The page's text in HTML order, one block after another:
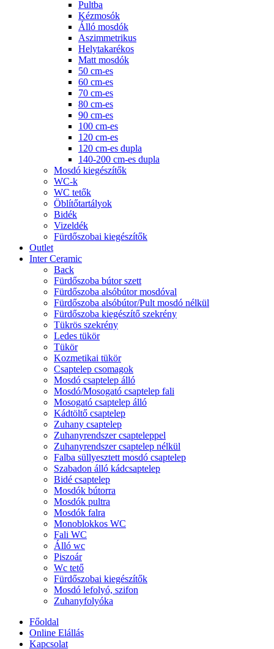
Pultba
Kézmosók
Álló mosdók
Aszimmetrikus
Helytakarékos
Matt mosdók
50 cm-es
60 cm-es
70 cm-es
80 cm-es
90 cm-es
100 cm-es
120 cm-es
120 cm-es dupla
140-200 cm-es dupla
Mosdó kiegészítők
WC-k
WC tetők
Öblítőtartályok
Bidék
Vizeldék
Fürdőszobai kiegészítők
Outlet
Inter Ceramic
Back
Fürdőszoba bútor szett
Fürdőszoba alsóbútor mosdóval
Fürdőszoba alsóbútor/Pult mosdó nélkül
Fürdőszoba kiegészítő szekrény
Tükrös szekrény
Ledes tükör
Tükör
Kozmetikai tükör
Csaptelep csomagok
Mosdó csaptelep álló
Mosdó/Mosogató csaptelep fali
Mosogató csaptelep álló
Kádtöltő csaptelep
Zuhany csaptelep
Zuhanyrendszer csapteleppel
Zuhanyrendszer csaptelep nélkül
Falba süllyesztett mosdó csaptelep
Szabadon álló kádcsaptelep
Bidé csaptelep
Mosdók bútorra
Mosdók pultra
Mosdók falra
Monoblokkos WC
Fali WC
Álló wc
Piszoár
Wc tető
Fürdőszobai kiegészítők
Mosdó lefolyó, szifon
Zuhanyfolyóka
Főoldal
Online Elállás
Kapcsolat